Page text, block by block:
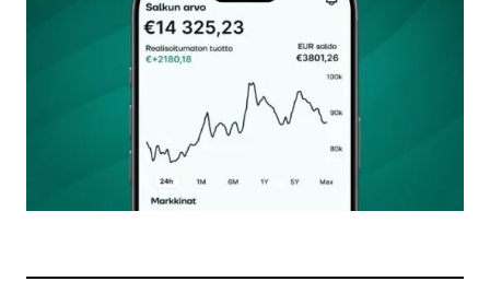
Nimesi tai nimimerkkisi
Sähköpostiosoitteesi
Tilaa SalkunRakentajan uutiskirje